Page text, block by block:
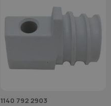
1140 792 2903